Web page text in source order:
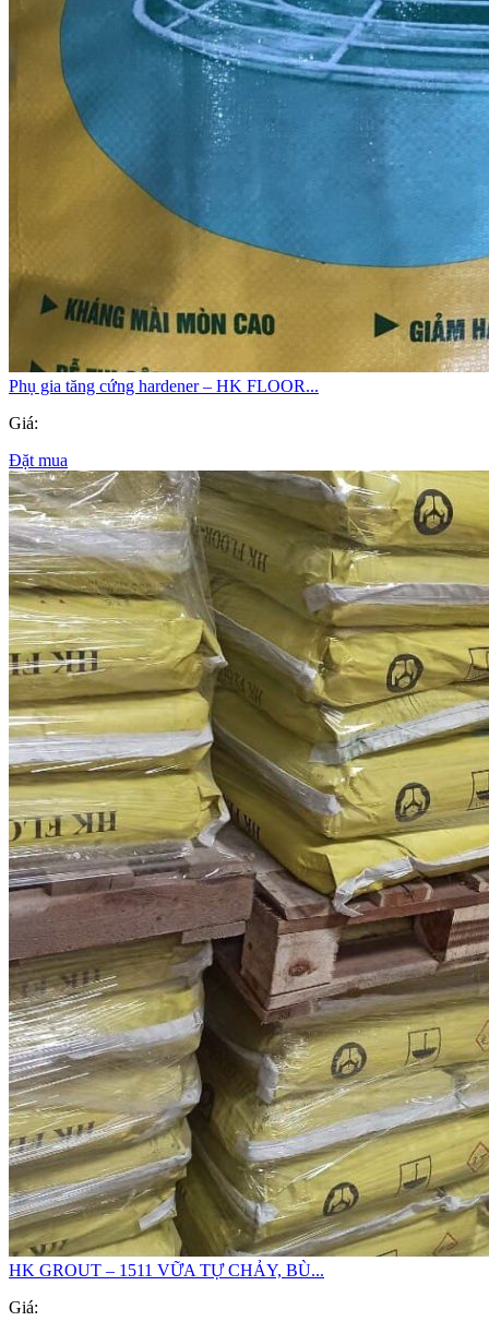
Phụ gia tăng cứng hardener – HK FLOOR...
Giá:
Đặt mua
HK GROUT – 1511 VỮA TỰ CHẢY, BÙ...
Giá: